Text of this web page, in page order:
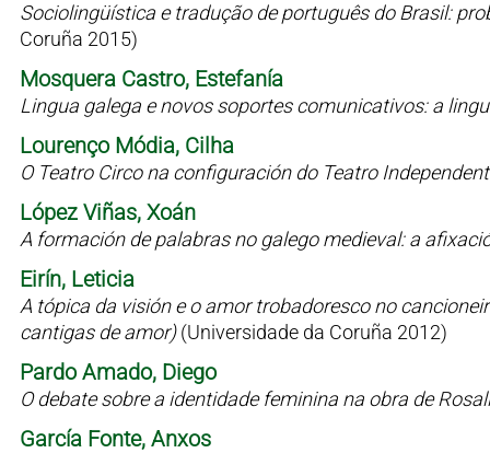
Sociolingüística e tradução de português do Brasil:
Coruña 2015)
Mosquera Castro, Estefanía
Lingua galega e novos soportes comunicativos: a
Lourenço Módia, Cilha
O Teatro Circo na configuración do Teatro
López Viñas, Xoán
A formación de palabras no galego medieval: a
Eirín, Leticia
A tópica da visión e o amor trobadoresco no
cantigas de amor)(Universidade da Coruña 2012)
Pardo Amado, Diego
O debate sobre a identidade feminina na obra de
García Fonte, Anxos